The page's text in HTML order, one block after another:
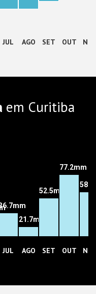
JUL AGO SET OUT NOV
em Curitiba
JUL
21.7mm
AGO
52.5mm
SET
77.2mm
OUT NOV